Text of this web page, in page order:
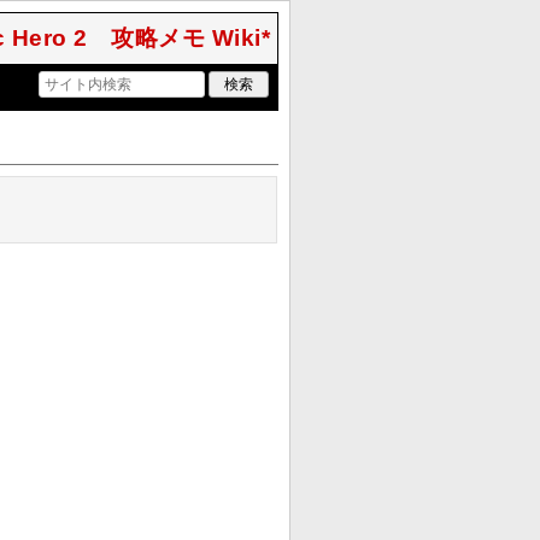
Hero 2 攻略メモ Wiki*